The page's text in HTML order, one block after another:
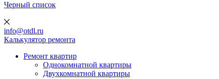
Черный список
info@otdl.ru
Калькулятор ремонта
Ремонт квартир
Однокомнатной квартиры
Двухкомнатной квартиры